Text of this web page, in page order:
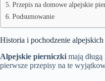
Przepis na domowe alpejskie
Podsumowanie
Historia i pochodzenie
Alpejskie pierniczki mają
pierwsze przepisy na te